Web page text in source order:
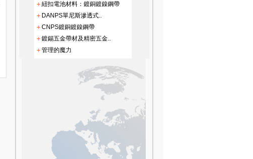
紐扣電池材料：鍍銅鍍鎳鋼帶
DANPS單尼斯滲透式..
CNPS鍍銅鍍鎳鋼帶
鍍錫五金帶材及精密五金..
管理的魔力